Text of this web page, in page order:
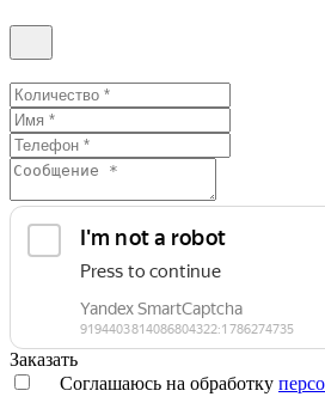
Заказать
Соглашаюсь на обработку